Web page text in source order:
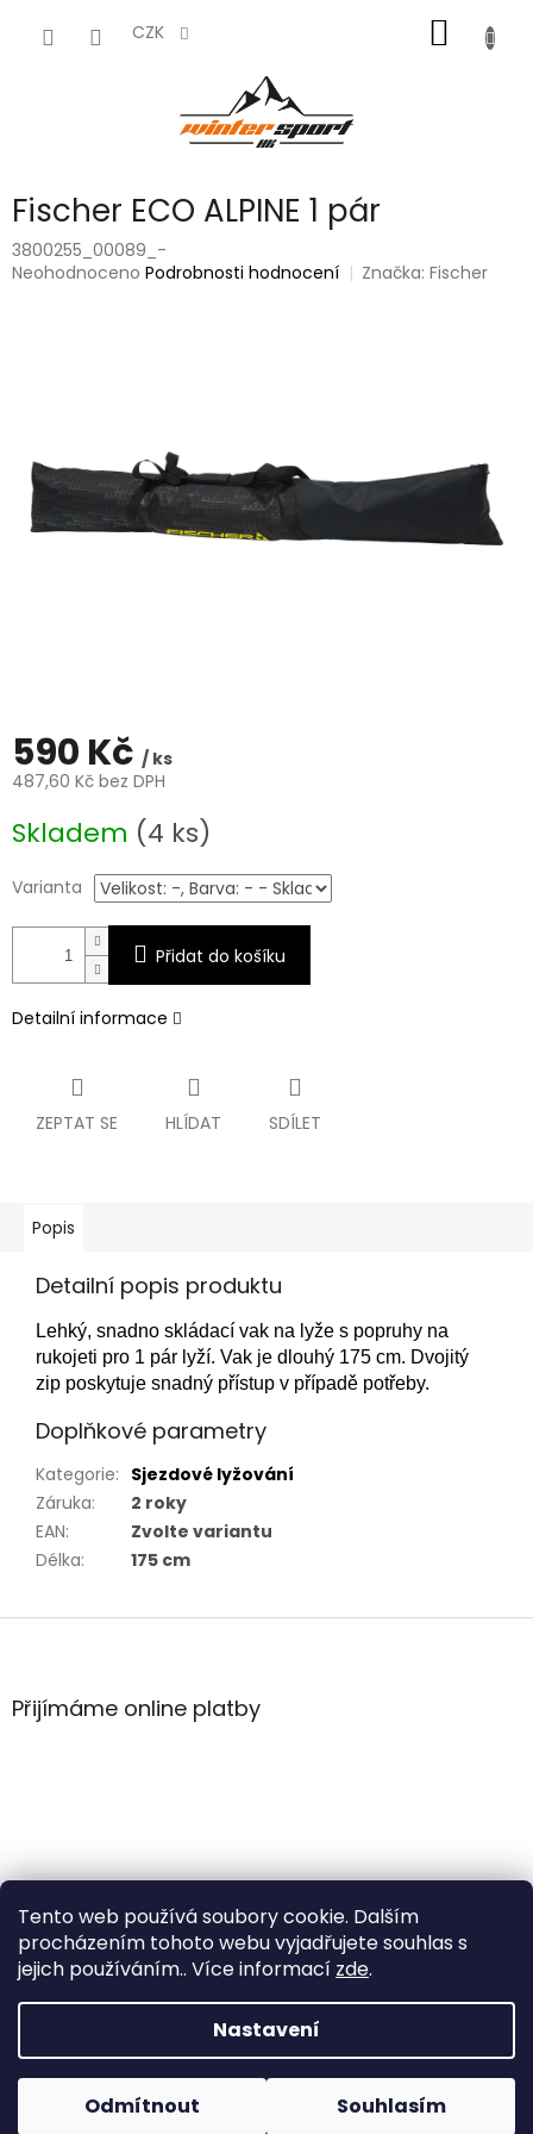
Tento web používá soubory cookie. Dalším
procházením tohoto webu vyjadřujete souhlas s
jejich používáním.. Více informací zde.
Nastavení
Odmítnout Souhlasím
CZK
KOŠÍK
Fischer ECO ALPINE 1 pár
3800255_00089_-
Průměrné
Neohodnoceno Podrobnosti hodnocení Značka:Fischer
590 Kč / ks
487,60 Kč bez DPH
cena:
Skladem (4 ks)
Varianta
Přidat do košíku
Detailní informace
ZEPTAT SE HLÍDAT SDÍLET
Popis
Detailní popis produktu
Lehký, snadno skládací vak na lyže s popruhy na
rukojeti pro 1 pár lyží. Vak je dlouhý 175 cm. Dvojitý
zip poskytuje snadný přístup v případě potřeby.
Doplňkové parametry
Kategorie: Sjezdové lyžování
Záruka:
2 roky
EAN:
Zvolte variantu
Délka: 175 cm
Z
aPřijímáme online platby
Vytvořil Shoptet
Copyright 2026WintersportHK. Všechna práva